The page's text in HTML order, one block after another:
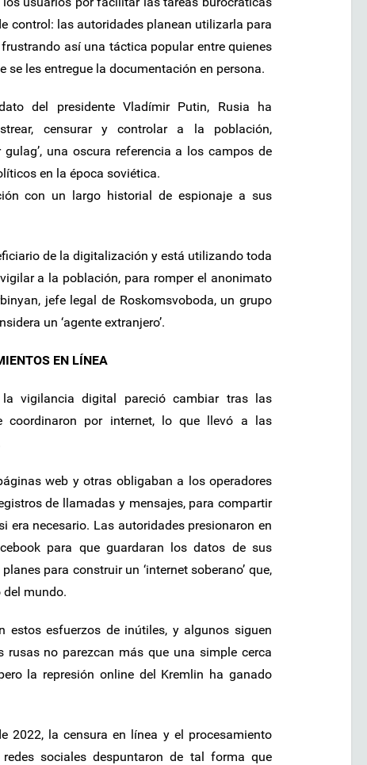
control: las autoridades planean utilizarla para
así una táctica popular entre quienes
se les entregue la documentación en persona.
del presidente Vladímir Putin, Rusia ha
censurar y controlar a la población,
una oscura referencia a los campos de
en la época soviética.
con un largo historial de espionaje a sus
de la digitalización y está utilizando toda
a la población, para romper el anonimato
jefe legal de Roskomsvoboda, un grupo
un ‘agente extranjero’.
EN LÍNEA
vigilancia digital pareció cambiar tras las
por internet, lo que llevó a las
web y otras obligaban a los operadores
de llamadas y mensajes, para compartir
necesario. Las autoridades presionaron en
para que guardaran los datos de sus
para construir un ‘internet soberano’ que,
del mundo.
estos esfuerzos de inútiles, y algunos siguen
rusas no parezcan más que una simple cerca
la represión online del Kremlin ha ganado
2022, la censura en línea y el procesamiento
sociales despuntaron de tal forma que